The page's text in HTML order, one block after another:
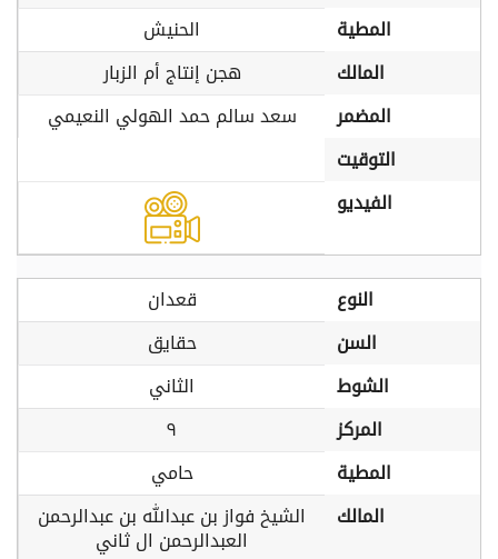
المطية
الحنيش
المالك
هجن إنتاج أم الزبار
المضمر
سعد سالم حمد الهولي النعيمي
التوقيت
الفيديو
النوع
قعدان
السن
حقايق
الشوط
الثاني
المركز
٩
المطية
حامي
المالك
الشيخ فواز بن عبدالله بن عبدالرحمن
العبدالرحمن ال ثاني